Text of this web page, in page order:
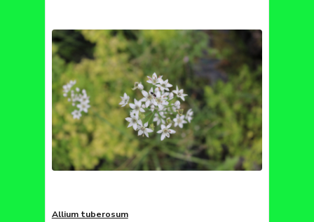
Allium tuberosum